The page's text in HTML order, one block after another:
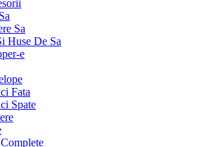
Sa
Huse De Sa
e
Fata
Spate